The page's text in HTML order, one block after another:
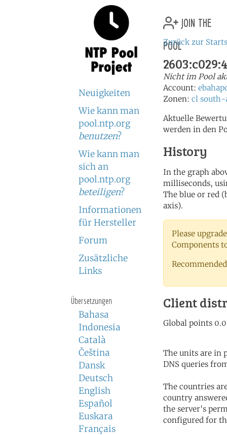
Neuigkeiten
Wie kann man
pool.ntp.org
benutzen?
Wie kann man
sich an
pool.ntp.org
beteiligen?
Informationen
für Hersteller
Forum
Zusätzliche
Links
Übersetzungen
Bahasa
Indonesia
Català
Čeština
Dansk
Deutsch
English
Español
Euskara
Français
join the
pool
Zurück zur
Nicht im Pool
Account:
Zonen: cl south-
Aktuelle
werden in den
History
In the graph
milliseconds,
The blue or red
axis).
Please
Components
Client
The units are in
DNS queries
The countries
country
the server's
configured for